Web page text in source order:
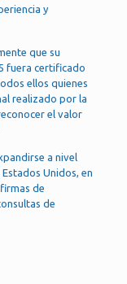
y
que su
fuera certificado
ellos quienes
realizado por la
el valor
a nivel
Unidos, en
de
de